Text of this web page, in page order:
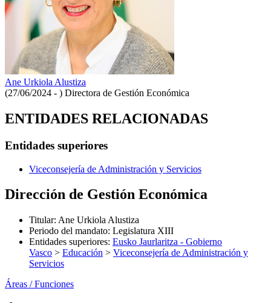
Ane Urkiola Alustiza
(27/06/2024 - ) Directora de Gestión Económica
ENTIDADES RELACIONADAS
Entidades superiores
Viceconsejería de Administración y Servicios
Dirección de Gestión Económica
Titular: Ane Urkiola Alustiza
Periodo del mandato: Legislatura XIII
Entidades superiores: Eusko Jaurlaritza - Gobierno
Vasco > Educación > Viceconsejería de Administración y
Servicios
Áreas / Funciones